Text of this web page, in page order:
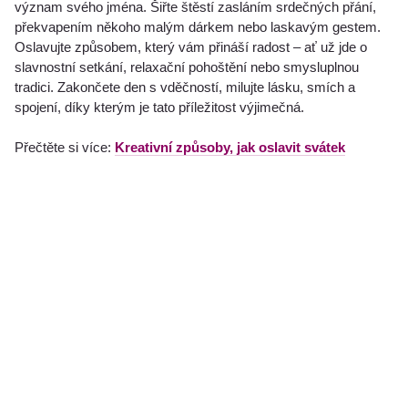
význam svého jména. Šiřte štěstí zasláním srdečných přání,
překvapením někoho malým dárkem nebo laskavým gestem.
Oslavujte způsobem, který vám přináší radost – ať už jde o
slavnostní setkání, relaxační pohoštění nebo smysluplnou
tradici. Zakončete den s vděčností, milujte lásku, smích a
spojení, díky kterým je tato příležitost výjimečná.
Přečtěte si více: Kreativní způsoby, jak oslavit svátek